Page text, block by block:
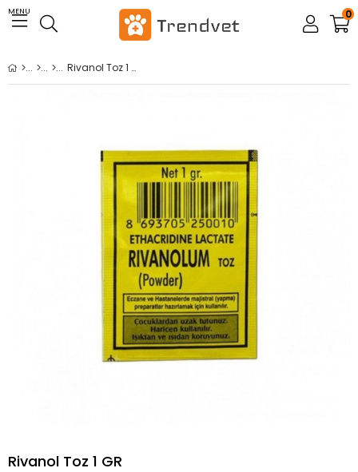
MENU 0
Rivanol Toz 1 GR
Rivanol Toz 1 GR